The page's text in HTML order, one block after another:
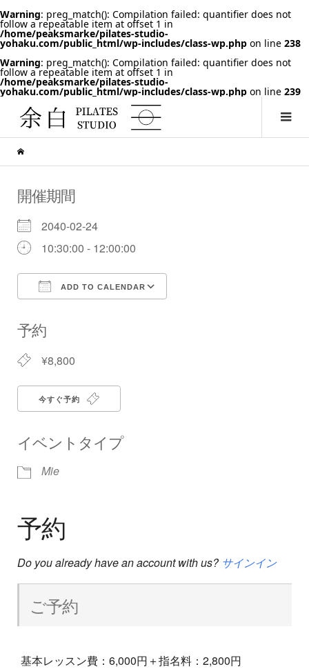
Warning: preg_match(): Compilation failed: quantifier does not
follow a repeatable item at offset 1 in
/home/peaksmarke/pilates-studio-
yohaku.com/public_html/wp-includes/class-wp.php on line 238
Warning: preg_match(): Compilation failed: quantifier does not
follow a repeatable item at offset 1 in
/home/peaksmarke/pilates-studio-
yohaku.com/public_html/wp-includes/class-wp.php on line 239
開催期間
2040-02-24
10:30:00 - 12:00:00
ADD TO CALENDAR
予約
¥8,800
今すぐ予約
イベントタイプ
Mie
予約
Do you already have an account with us? サインイン
ご予約
基本レッスン費：6,000円＋指名料：2,800円